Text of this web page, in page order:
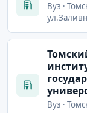
Вуз ·
Вуз ·